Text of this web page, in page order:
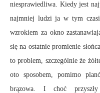
niesprawiedliwa. Kiedy jest
najmniej ludzi ja w tym
wzrokiem za okno
się na ostatnie promienie
to problem, szczególnie że
oto sposobem, pomimo
brązowa. I choć